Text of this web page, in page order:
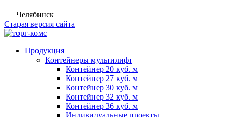
Челябинск
Старая версия сайта
Продукция
Контейнеры мультилифт
Контейнер 20 куб. м
Контейнер 27 куб. м
Контейнер 30 куб. м
Контейнер 32 куб. м
Контейнер 36 куб. м
Индивидуальные проекты